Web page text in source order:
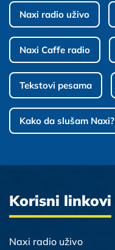
Naxi radio uživo
Naxi Caffe radio
Tekstovi pesama
Kako da slušam Naxi?
Korisni linkovi
Naxi radio uživo